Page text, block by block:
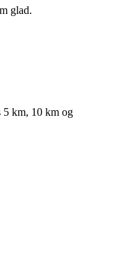
glad.
5 km, 10 km og